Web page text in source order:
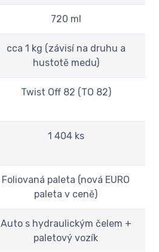
720 ml
cca 1 kg (závisí na druhu a
hustotě medu)
Twist Off 82 (TO 82)
1 404 ks
Foliovaná paleta (nová EURO
paleta v ceně)
Auto s hydraulickým čelem +
paletový vozík